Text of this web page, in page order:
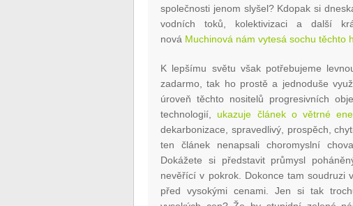
společnosti jenom slyšel? Kdopak si
vodních toků, kolektivizaci a další
nová Muchinová nám vytesá sochu těchto
K lepšímu světu však potřebujeme
zadarmo, tak ho prostě a jednoduše
úroveň těchto nositelů progresivních
technologií,ukazuje článek o větrné
dekarbonizace, spravedlivý, prospěch,
ten článek nenapsali choromyslní
Dokážete si představit průmysl
nevěřící v pokrok. Dokonce tam soudruzi
před vysokými cenami. Jen si tak